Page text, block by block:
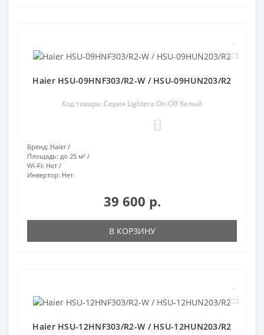
Haier HSU-09HNF303/R2-W / HSU-09HUN203/R2
Код товара: Серия Lightera On-Off белый
Бренд: Haier
Площадь: до 25 м²
Wi-Fi: Нет
Инвертор: Нет
39 600 р.
В КОРЗИНУ
Haier HSU-12HNF303/R2-W / HSU-12HUN203/R2